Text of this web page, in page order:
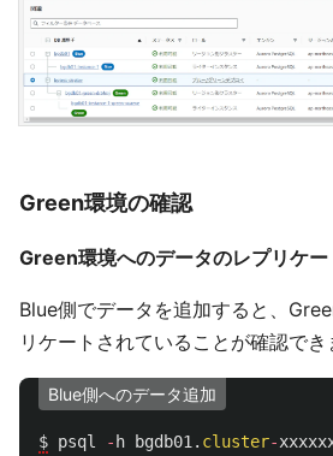
Green環境の確認
Green環境へのデータのレプリケー
Blue側でデータを追加すると、
リケートされていることが確認でき
Blue側へのデータ追加
$ psql - h bgdb01. cluster-